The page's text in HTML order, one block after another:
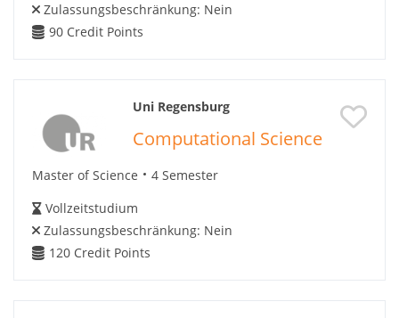
Zulassungsbeschränkung: Nein
90 Credit Points
Uni Regensburg
Computational Science
Master of Science
4 Semester
Vollzeitstudium
Zulassungsbeschränkung: Nein
120 Credit Points